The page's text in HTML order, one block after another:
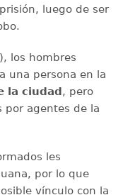
luego de ser
los hombres
una persona en la
la ciudad , pero
por agentes de la
les
por lo que
vínculo con la